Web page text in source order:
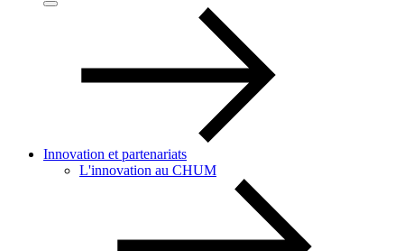
Innovation et partenariats
L'innovation au CHUM